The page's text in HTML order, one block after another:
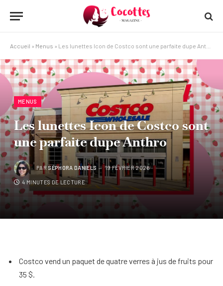
Accueil » Menus » Les lunettes Icon de Costco sont une parfaite dupe Anthro
MENUS
Les lunettes Icon de Costco sont
une parfaite dupe Anthro
PAR SÉPHORA DANIELS 19 FÉVRIER 2026
4 MINUTES DE LECTURE
Costco vend un paquet de quatre verres à jus de fruits pour
35 $.